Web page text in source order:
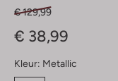
€ 129,99
€ 38,99
Kleur: Metallic